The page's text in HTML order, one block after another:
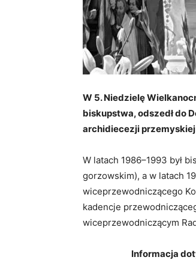
W 5. Niedzielę
biskupstwa, odszedł do
archidiecezji
W latach 1986–1993 był
gorzowskim), a w latach
wiceprzewodniczącego
kadencje
wiceprzewodniczącym
Informacja